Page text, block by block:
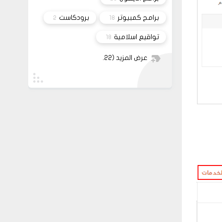
برامج كمبيوتر 18 برودكاست 2
تواقيع اسلامية 18
عرض المزيد (22)